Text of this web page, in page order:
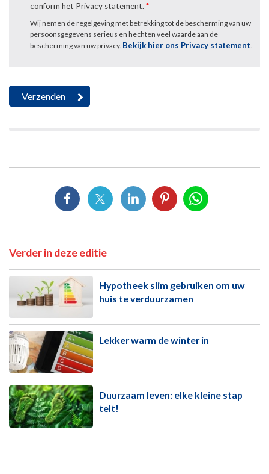
conform het Privacy statement.*
Wij nemen de regelgeving met betrekking tot de bescherming van uw
persoonsgegevens serieus en hechten veel waarde aan de
bescherming van uw privacy. Bekijk hier ons Privacy statement.
Verder in deze editie
Hypotheek slim gebruiken om uw
huis te verduurzamen
Lekker warm de winter in
Duurzaam leven: elke kleine stap
telt!